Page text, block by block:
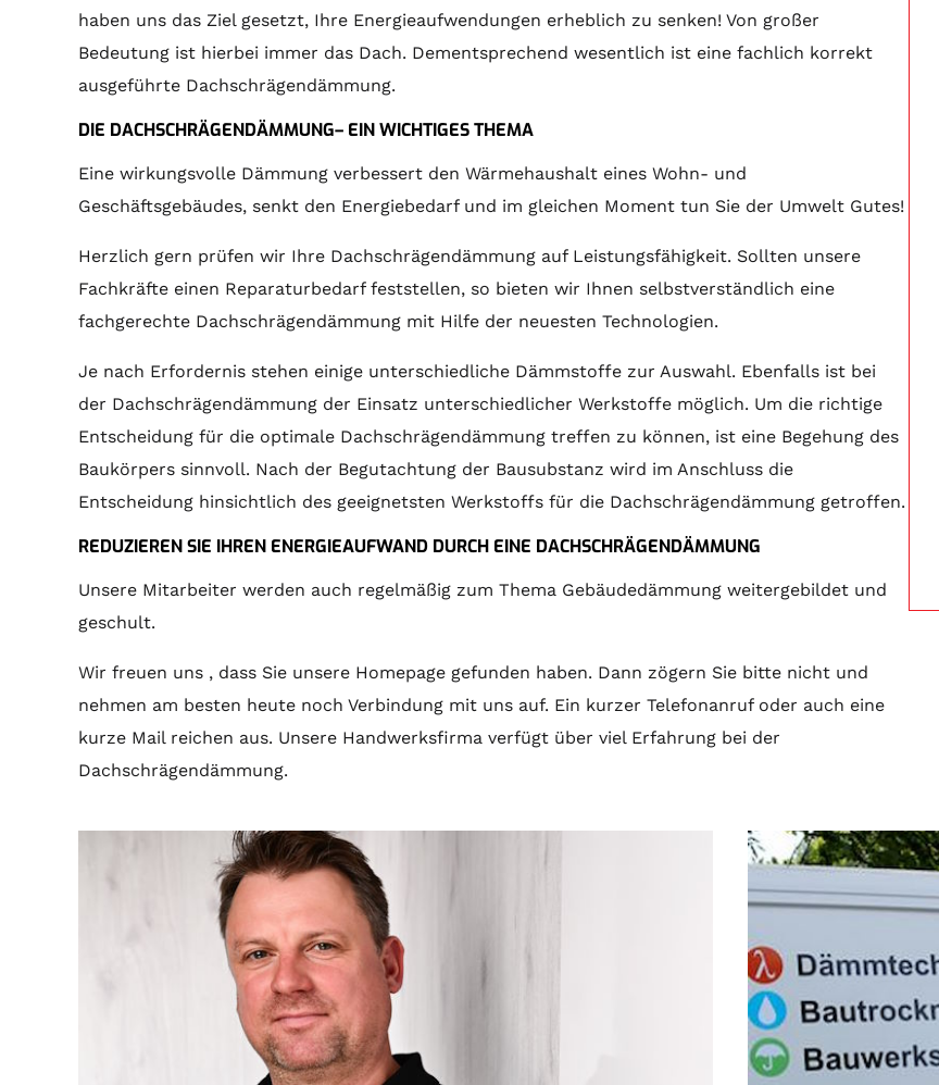
haben uns das Ziel gesetzt, Ihre Energieaufwendungen erheblich zu senken! Von großer
Bedeutung ist hierbei immer das Dach. Dementsprechend wesentlich ist eine fachlich korrekt
ausgeführte Dachschrägendämmung.
DIE DACHSCHRÄGENDÄMMUNG– EIN WICHTIGES THEMA
Eine wirkungsvolle Dämmung verbessert den Wärmehaushalt eines Wohn- und
Geschäftsgebäudes, senkt den Energiebedarf und im gleichen Moment tun Sie der Umwelt Gutes!
Herzlich gern prüfen wir Ihre Dachschrägendämmung auf Leistungsfähigkeit. Sollten unsere
Fachkräfte einen Reparaturbedarf feststellen, so bieten wir Ihnen selbstverständlich eine
fachgerechte Dachschrägendämmung mit Hilfe der neuesten Technologien.
Je nach Erfordernis stehen einige unterschiedliche Dämmstoffe zur Auswahl. Ebenfalls ist bei
der Dachschrägendämmung der Einsatz unterschiedlicher Werkstoffe möglich. Um die richtige
Entscheidung für die optimale Dachschrägendämmung treffen zu können, ist eine Begehung des
Baukörpers sinnvoll. Nach der Begutachtung der Bausubstanz wird im Anschluss die
Entscheidung hinsichtlich des geeignetsten Werkstoffs für die Dachschrägendämmung getroffen.
REDUZIEREN SIE IHREN ENERGIEAUFWAND DURCH EINE DACHSCHRÄGENDÄMMUNG
Unsere Mitarbeiter werden auch regelmäßig zum Thema Gebäudedämmung weitergebildet und
geschult.
Wir freuen uns , dass Sie unsere Homepage gefunden haben. Dann zögern Sie bitte nicht und
nehmen am besten heute noch Verbindung mit uns auf. Ein kurzer Telefonanruf oder auch eine
kurze Mail reichen aus. Unsere Handwerksfirma verfügt über viel Erfahrung bei der
Dachschrägendämmung.